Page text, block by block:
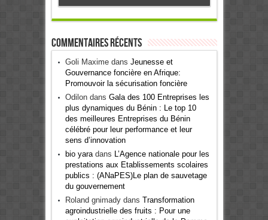
Commentaires récents
Goli Maximedans Jeunesse et
Gouvernance foncière en Afrique:
Promouvoir la sécurisation foncière
Odilondans Gala des 100 Entreprises les
plus dynamiques du Bénin : Le top 10
des meilleures Entreprises du Bénin
célébré pour leur performance et leur
sens d’innovation
bio yaradans L’Agence nationale pour les
prestations aux Etablissements scolaires
publics : (ANaPES)Le plan de sauvetage
du gouvernement
Roland gnimadydans Transformation
agroindustrielle des fruits : Pour une